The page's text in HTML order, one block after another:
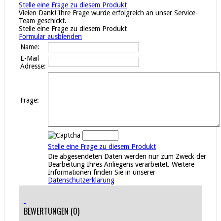
Stelle eine Frage zu diesem Produkt
Vielen Dank! Ihre Frage wurde erfolgreich an unser Service-
Team geschickt.
Stelle eine Frage zu diesem Produkt
Formular ausblenden
Name:
E-Mail
Adresse:
Frage:
Stelle eine Frage zu diesem Produkt
Die abgesendeten Daten werden nur zum Zweck der
Bearbeitung Ihres Anliegens verarbeitet. Weitere
Informationen finden Sie in unserer
Datenschutzerklärung
BEWERTUNGEN (0)